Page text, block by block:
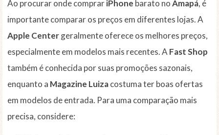
Ao procurar onde comprariPhone barato noAmapá, é
importante comparar os preços em diferentes lojas. A
Apple Centergeralmente oferece os melhores preços,
especialmente em modelos mais recentes. A Fast Shop
também é conhecida por suas promoções sazonais,
enquanto a Magazine Luizacostuma ter boas ofertas
em modelos de entrada. Para uma comparação mais
precisa, considere: